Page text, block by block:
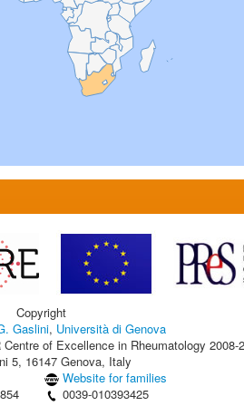
Copyright
Gaslini, Università di Genova
of Excellence in Rheumatology 2008-
5, 16147 Genova, Italy
Website for families
0039-010393425